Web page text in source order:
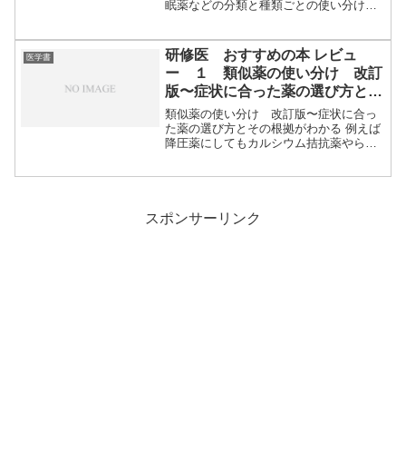
眠薬などの分類と種類ごとの使い分けを
医学書
研修医 おすすめの本 レビュ
ー １ 類似薬の使い分け 改訂
版〜症状に合った薬の選び方とそ
の根拠がわかる
類似薬の使い分け 改訂版〜症状に合っ
た薬の選び方とその根拠がわかる 例えば
降圧薬にしてもカルシウム拮抗薬やら
スポンサーリンク